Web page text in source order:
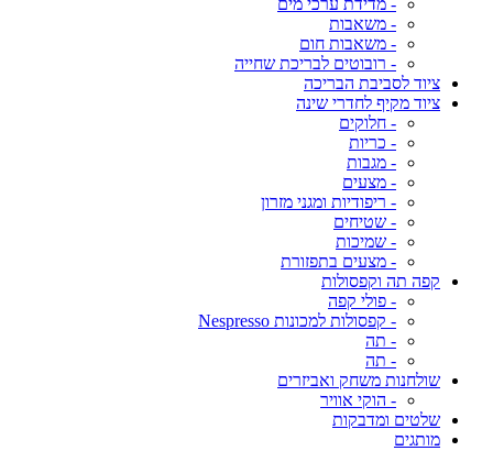
- מדידת ערכי מים
- משאבות
- משאבות חום
- רובוטים לבריכת שחייה
ציוד לסביבת הבריכה
ציוד מקיף לחדרי שינה
- חלוקים
- כריות
- מגבות
- מצעים
- ריפודיות ומגני מזרון
- שטיחים
- שמיכות
- מצעים בתפזורת
קפה תה וקפסולות
- פולי קפה
- קפסולות למכונות Nespresso
- תה
- תה
שולחנות משחק ואביזרים
- הוקי אוויר
שלטים ומדבקות
מותגים